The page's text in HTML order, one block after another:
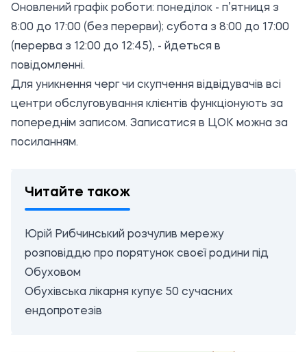
Оновлений графік роботи: понеділок - п’ятниця з
8:00 до 17:00 (без перерви); субота з 8:00 до 17:00
(перерва з 12:00 до 12:45), - йдеться в
повідомленні.
Для уникнення черг чи скупчення відвідувачів всі
центри обслуговування клієнтів функціонують за
попереднім записом. Записатися в ЦОК можна за
посиланням.
Читайте також
Юрій Рибчинський розчулив мережу
розповіддю про порятунок своєї родини під
Обуховом
Обухівська лікарня купує 50 сучасних
ендопротезів